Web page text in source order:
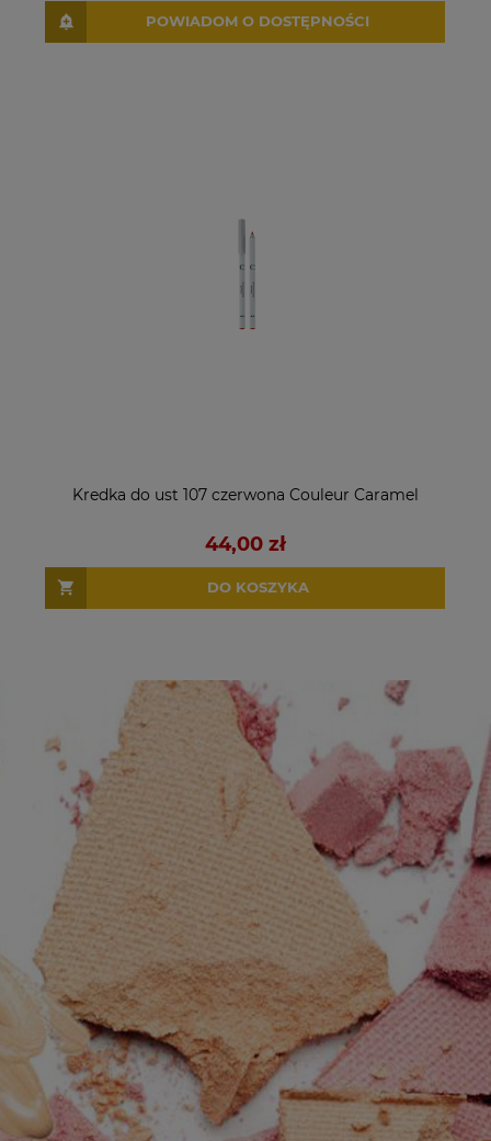
POWIADOM O DOSTĘPNOŚCI
Kredka do ust 107 czerwona Couleur Caramel
44,00 zł
DO KOSZYKA